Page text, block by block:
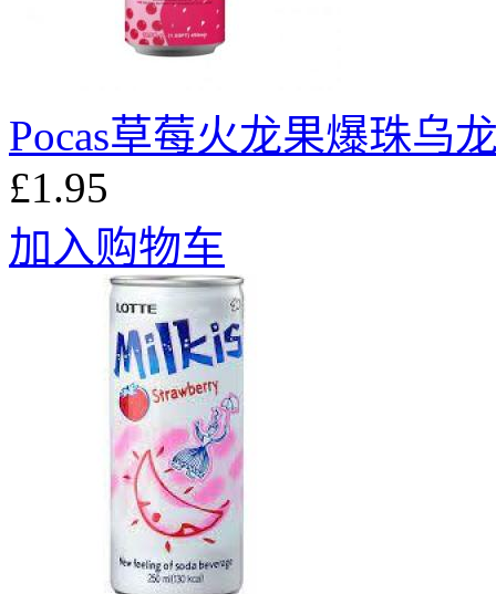
Pocas草莓火龙果爆珠乌
£1.95
加入购物车